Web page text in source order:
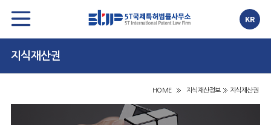
KR
지식재산권
HOME 지식재산정보 지식재산권